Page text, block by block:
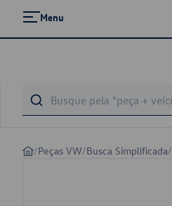
Menu
/Peças VW/Busca Simplificada/